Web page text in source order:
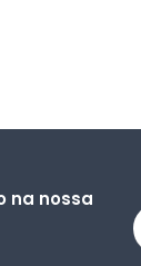
na nossa